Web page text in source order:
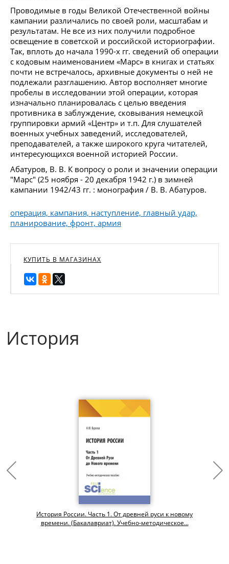
Проводимые в годы Великой Отечественной войны
кампании различались по своей роли, масштабам и
результатам. Не все из них получили подробное
освещение в советской и российской историографии.
Так, вплоть до начала 1990-х гг. сведений об операции
с кодовым наименованием «Марс» в книгах и статьях
почти не встречалось, архивные документы о ней не
подлежали разглашению. Автор восполняет многие
пробелы в исследовании этой операции, которая
изначально планировалась с целью введения
противника в заблуждение, сковывания немецкой
группировки армий «Центр» и т.п. Для слушателей
военных учебных заведений, исследователей,
преподавателей, а также широкого круга читателей,
интересующихся военной историей России.
Абатуров, В. В. К вопросу о роли и значении операции
"Марс" (25 ноября - 20 декабря 1942 г.) в зимней
кампании 1942/43 гг. : монография / В. В. Абатуров.
операция, кампания, наступление, главный удар,
планирование, фронт, армия
КУПИТЬ В МАГАЗИНАХ
История
История России. Часть 1. От древней руси к новому
времени. (Бакалавриат). Учебно-методическое...